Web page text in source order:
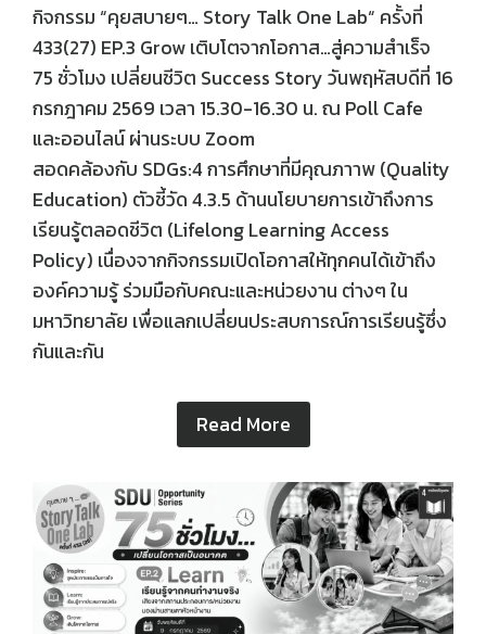
กิจกรรม “คุยสบายๆ… Story Talk One Lab“ ครั้งที่
433(27) EP.3 Grow เติบโตจากโอกาส…สู่ความสำเร็จ
75 ชั่วโมง เปลี่ยนชีวิต Success Story วันพฤหัสบดีที่ 16
กรกฎาคม 2569 เวลา 15.30-16.30 น. ณ Poll Cafe
และออนไลน์ ผ่านระบบ Zoom
สอดคล้องกับ SDGs:4 การศึกษาที่มีคุณภาาพ (Quality
Education) ตัวชี้วัด 4.3.5 ด้านนโยบายการเข้าถึงการ
เรียนรู้ตลอดชีวิต (Lifelong Learning Access
Policy) เนื่องจากกิจกรรมเปิดโอกาสให้ทุกคนได้เข้าถึง
องค์ความรู้ ร่วมมือกับคณะและหน่วยงาน ต่างๆ ใน
มหาวิทยาลัย เพื่อแลกเปลี่ยนประสบการณ์การเรียนรู้ซึ่ง
กันและกัน
Read More